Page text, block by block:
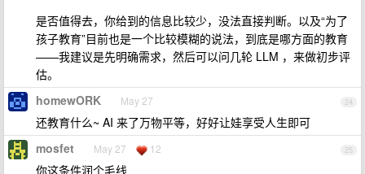
是否值得去，你给到的信息比较少，没法直接判断。以及“为了
孩子教育”目前也是一个比较模糊的说法，到底是哪方面的教育
——我建议是先明确需求，然后可以问几轮 LLM ，来做初步评
估。
24
homewORK May 27
还教育什么~ AI 来了万物平等，好好让娃享受人生即可
25
mosfet May 27 12
你这条件润个毛线